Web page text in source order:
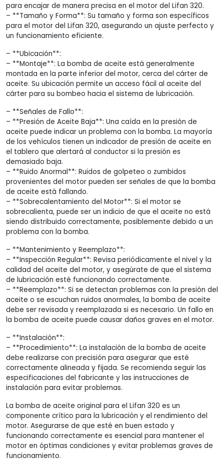
para encajar de manera precisa en el motor del Lifan 320.
– **Tamaño y Forma**: Su tamaño y forma son específicos
para el motor del Lifan 320, asegurando un ajuste perfecto y
un funcionamiento eficiente.
– **Ubicación**:
– **Montaje**: La bomba de aceite está generalmente
montada en la parte inferior del motor, cerca del cárter de
aceite. Su ubicación permite un acceso fácil al aceite del
cárter para su bombeo hacia el sistema de lubricación.
– **Señales de Fallo**:
– **Presión de Aceite Baja**: Una caída en la presión de
aceite puede indicar un problema con la bomba. La mayoría
de los vehículos tienen un indicador de presión de aceite en
el tablero que alertará al conductor si la presión es
demasiado baja.
– **Ruido Anormal**: Ruidos de golpeteo o zumbidos
provenientes del motor pueden ser señales de que la bomba
de aceite está fallando.
– **Sobrecalentamiento del Motor**: Si el motor se
sobrecalienta, puede ser un indicio de que el aceite no está
siendo distribuido correctamente, posiblemente debido a un
problema con la bomba.
– **Mantenimiento y Reemplazo**:
– **Inspección Regular**: Revisa periódicamente el nivel y la
calidad del aceite del motor, y asegúrate de que el sistema
de lubricación esté funcionando correctamente.
– **Reemplazo**: Si se detectan problemas con la presión del
aceite o se escuchan ruidos anormales, la bomba de aceite
debe ser revisada y reemplazada si es necesario. Un fallo en
la bomba de aceite puede causar daños graves en el motor.
– **Instalación**:
– **Procedimiento**: La instalación de la bomba de aceite
debe realizarse con precisión para asegurar que esté
correctamente alineada y fijada. Se recomienda seguir las
especificaciones del fabricante y las instrucciones de
instalación para evitar problemas.
La bomba de aceite original para el Lifan 320 es un
componente crítico para la lubricación y el rendimiento del
motor. Asegurarse de que esté en buen estado y
funcionando correctamente es esencial para mantener el
motor en óptimas condiciones y evitar problemas graves de
funcionamiento.